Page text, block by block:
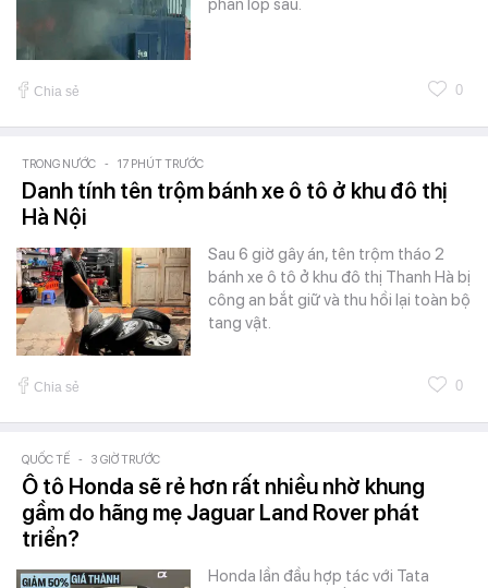
phần lốp sau.
Chia sẻ 0
TRONG NƯỚC - 17 PHÚT TRƯỚC
Danh tính tên trộm bánh xe ô tô ở khu đô thị
Hà Nội
Sau 6 giờ gây án, tên trộm tháo 2
bánh xe ô tô ở khu đô thị Thanh Hà bị
công an bắt giữ và thu hồi lại toàn bộ
tang vật.
Chia sẻ 0
QUỐC TẾ - 3 GIỜ TRƯỚC
Ô tô Honda sẽ rẻ hơn rất nhiều nhờ khung
gầm do hãng mẹ Jaguar Land Rover phát
triển?
Honda lần đầu hợp tác với Tata